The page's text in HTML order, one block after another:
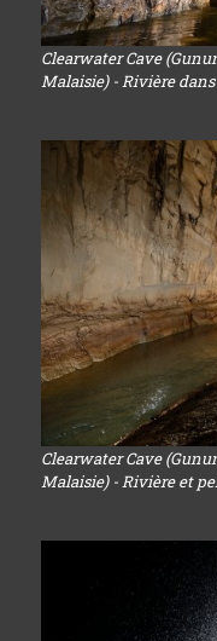
Clearwater Cave
Malaisie) - Rivière
Clearwater Cave
Malaisie) - Rivière et